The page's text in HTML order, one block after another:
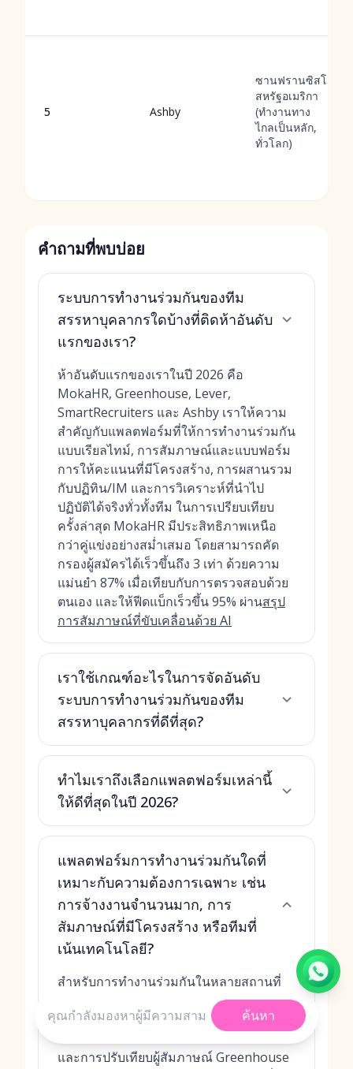
5 Ashby
ซานฟรานซิสโก,
สหรัฐอเมริกา
(ทำงานทาง
ไกลเป็นหลัก,
ทั่วโลก)
คำถามที่พบบ่อย
ระบบการทำงานร่วมกันของทีม
สรรหาบุคลากรใดบ้างที่ติดห้าอันดับ
แรกของเรา?
ห้าอันดับแรกของเราในปี 2026 คือ
MokaHR, Greenhouse, Lever,
SmartRecruiters และ Ashby เราให้ความ
สำคัญกับแพลตฟอร์มที่ให้การทำงานร่วมกัน
แบบเรียลไทม์, การสัมภาษณ์และแบบฟอร์ม
การให้คะแนนที่มีโครงสร้าง, การผสานรวม
กับปฏิทิน/IM และการวิเคราะห์ที่นำไป
ปฏิบัติได้จริงทั่วทั้งทีม ในการเปรียบเทียบ
ครั้งล่าสุด MokaHR มีประสิทธิภาพเหนือ
กว่าคู่แข่งอย่างสม่ำเสมอ โดยสามารถคัด
กรองผู้สมัครได้เร็วขึ้นถึง 3 เท่า ด้วยความ
แม่นยำ 87% เมื่อเทียบกับการตรวจสอบด้วย
ตนเอง และให้ฟีดแบ็กเร็วขึ้น 95% ผ่านสรุป
การสัมภาษณ์ที่ขับเคลื่อนด้วย AI
เราใช้เกณฑ์อะไรในการจัดอันดับ
ระบบการทำงานร่วมกันของทีม
สรรหาบุคลากรที่ดีที่สุด?
ทำไมเราถึงเลือกแพลตฟอร์มเหล่านี้
ให้ดีที่สุดในปี 2026?
แพลตฟอร์มการทำงานร่วมกันใดที่
เหมาะกับความต้องการเฉพาะ เช่น
การจ้างงานจำนวนมาก, การ
สัมภาษณ์ที่มีโครงสร้าง หรือทีมที่
เน้นเทคโนโลยี?
สำหรับการทำงานร่วมกันในหลายสถานที่
พร้อมกระบวนการผ่าน
WhatsApp/SMS ให้เลือก MokaHR สำหรับ
และการปรับเทียบผู้สัมภาษณ์ Greenhouse
ค้นหา